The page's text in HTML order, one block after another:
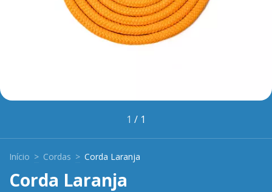
1 / 1
Início > Cordas > Corda Laranja
Corda Laranja